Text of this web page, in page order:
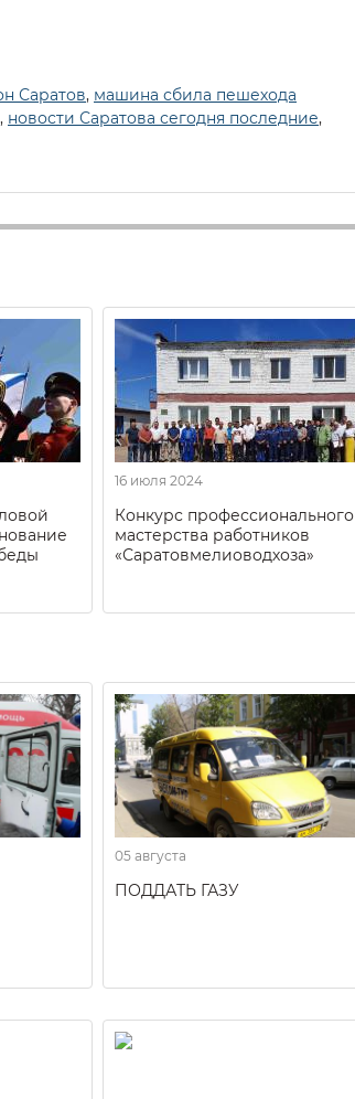
Саратов, машина сбила пешехода
, новости Саратова сегодня последние,
16 июля 2024
Конкурс профессионального
мастерства работников
«Саратовмелиоводхоза»
05 августа
ПОДДАТЬ ГАЗУ